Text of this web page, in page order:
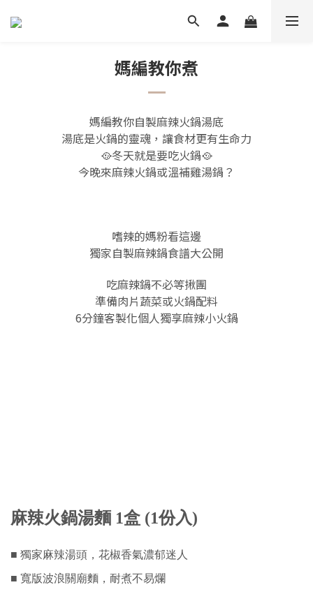
媽編教你煮
媽編教你自製麻辣火鍋湯底
湯底是火鍋的靈魂，讓食材更有生命力
🥘冬天就是要吃火鍋🥘
今晚來麻辣火鍋或溫補雞湯鍋？
嗜辣的媽粉看這邊
獨家自製麻辣鍋食譜大公開
吃麻辣鍋不必等揪團
準備肉片蔬菜或火鍋配料
6分鐘客製化個人獨享麻辣小火鍋
麻辣火鍋湯麵 1盒 (1份入)
■ 獨家麻辣湯頭，花椒香氣濃郁迷人
■ 寬版波浪關廟麵，耐煮不易爛